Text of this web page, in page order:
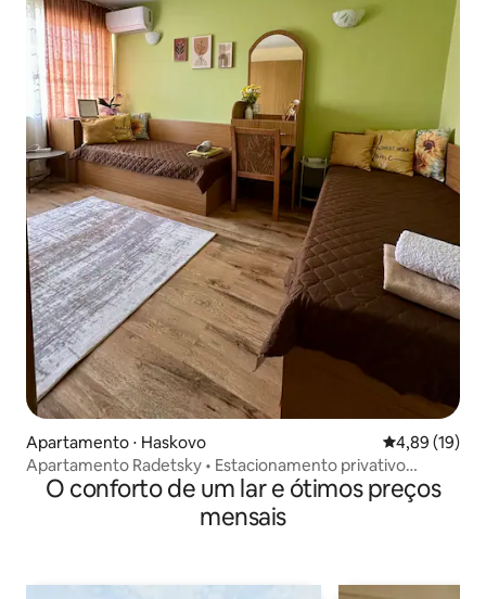
Apartamento ⋅ Haskovo 4,89 de uma
4,89 (19)
Apartamento Radetsky • Estacionamento privativo
GRATUITO
O conforto de um lar e ótimos preços
mensais